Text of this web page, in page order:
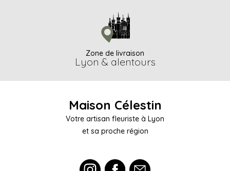
Zone de livraison
Lyon & alentours
Maison Célestin
Votre artisan fleuriste à Lyon
et sa proche région